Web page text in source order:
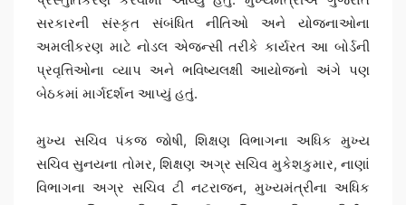
સરકારની સંસ્કૃત સંબંધિત નીતિઓ અને યોજનાઓના
અમલીકરણ માટે નોડલ એજન્સી તરીકે કાર્યરત આ બોર્ડની
પ્રવૃત્તિઓના વ્યાપ અને ભવિષ્યલક્ષી આયોજનો અંગે પણ
બેઠકમાં માર્ગદર્શન આપ્યું હતું.
મુખ્ય સચિવ પંકજ જોષી, શિક્ષણ વિભાગના અધિક મુખ્ય
સચિવ સુનયના તોમર, શિક્ષણ અગ્ર સચિવ મુકેશકુમાર, નાણાં
વિભાગના અગ્ર સચિવ ટી નટરાજન, મુખ્યમંત્રીના અધિક